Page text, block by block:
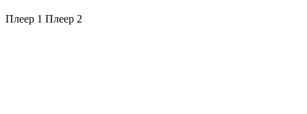
Плеер 1 Плеер 2